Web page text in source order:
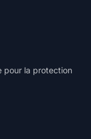
pour la protection